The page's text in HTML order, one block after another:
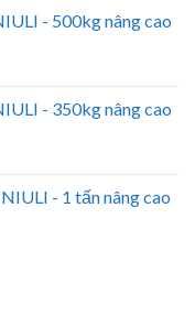
- 500kg nâng cao
- 350kg nâng cao
- 1 tấn nâng cao